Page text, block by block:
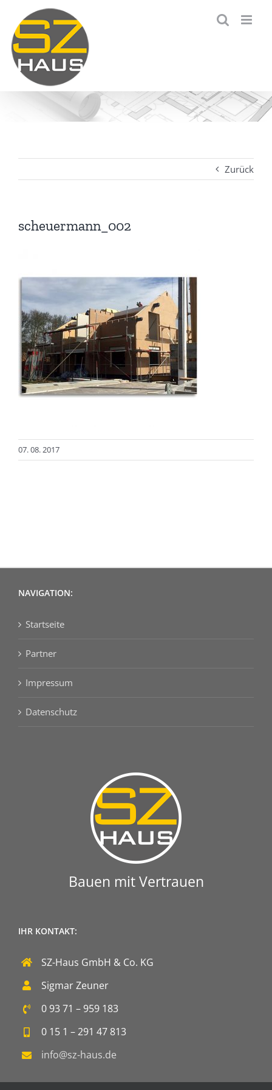
Inhalt
springen
Zurück
scheuermann_002
07. 08. 2017
NAVIGATION:
Startseite
Partner
Impressum
Datenschutz
Bauen mit Vertrauen
IHR KONTAKT:
SZ-Haus GmbH & Co. KG
Sigmar Zeuner
0 93 71 – 959 183
0 15 1 – 291 47 813
info@sz-haus.de